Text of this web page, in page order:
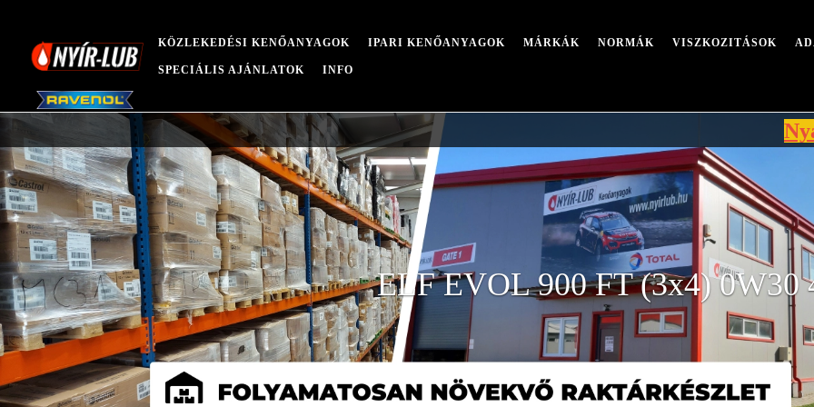
KÖZLEKEDÉSI KENŐANYAGOK IPARI KENŐANYAGOK MÁRKÁK NORMÁK VISZKOZITÁSOK
SPECIÁLIS AJÁNLATOK INFO
Nyári
ELF EVOL 900 FT (3x4) 0W30